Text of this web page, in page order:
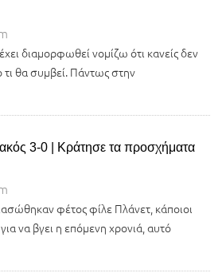
διαμορφωθεί νομίζω ότι κανείς δεν
τι θα συμβεί. Πάντως στην
3-0 | Κράτησε τα προσχήματα
φέτος φίλε Πλάνετ, κάποιοι
να βγει η επόμενη χρονιά, αυτό